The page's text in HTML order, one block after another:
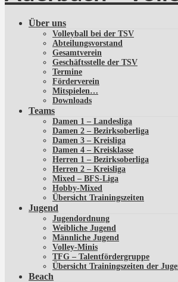
Über uns
Volleyball bei der TSV
Abteilungsvorstand
Gesamtverein
Geschäftsstelle der TSV
Termine
Förderverein
Mitspielen…
Downloads
Teams
Damen 1 – Landesliga
Damen 2 – Bezirksoberliga
Damen 3 – Kreisliga
Damen 4 – Kreisklasse
Herren 1 – Bezirksoberliga
Herren 2 – Kreisliga
Mixed – BFS-Liga
Hobby-Mixed
Übersicht Trainingszeiten
Jugend
Jugendordnung
Weibliche Jugend
Männliche Jugend
Volley-Minis
TFG – Talentfördergruppe
Übersicht Trainingszeiten der
Beach